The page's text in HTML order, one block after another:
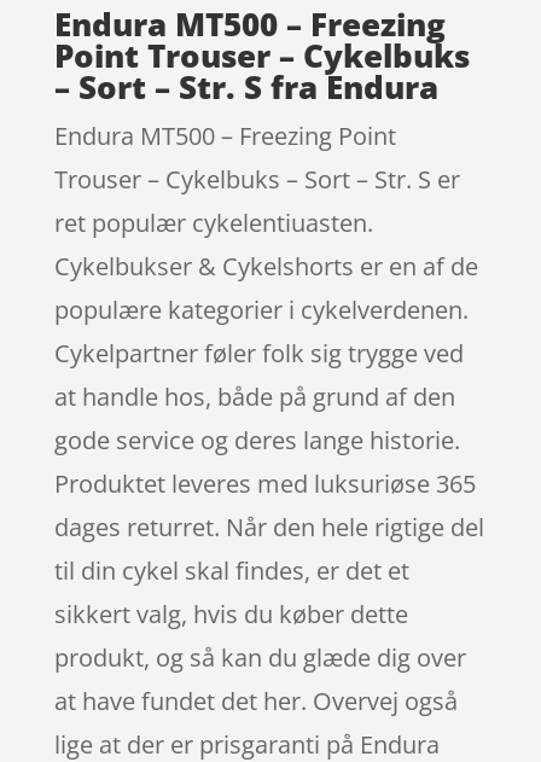
Endura MT500 – Freezing
Point Trouser – Cykelbuks
– Sort – Str. S fra Endura
Endura MT500 – Freezing Point
Trouser – Cykelbuks – Sort – Str. S er
ret populær cykelentiuasten.
Cykelbukser & Cykelshorts er en af de
populære kategorier i cykelverdenen.
Cykelpartner føler folk sig trygge ved
at handle hos, både på grund af den
gode service og deres lange historie.
Produktet leveres med luksuriøse 365
dages returret. Når den hele rigtige del
til din cykel skal findes, er det et
sikkert valg, hvis du køber dette
produkt, og så kan du glæde dig over
at have fundet det her. Overvej også
lige at der er prisgaranti på Endura